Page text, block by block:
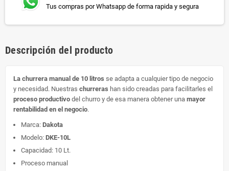
Tus compras por Whatsapp de forma rapida y segura
Descripción del producto
La churrera manual de 10 litros se adapta a cualquier tipo de negocio
y necesidad. Nuestras churreras han sido creadas para facilitarles el
proceso productivo del churro y de esa manera obtener una mayor
rentabilidad en el negocio.
Marca: Dakota
Modelo: DKE-10L
Capacidad: 10 Lt.
Proceso manual